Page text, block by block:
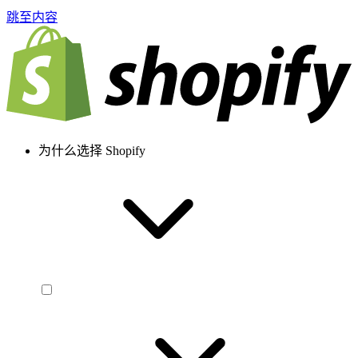
跳至内容
为什么选择 Shopify